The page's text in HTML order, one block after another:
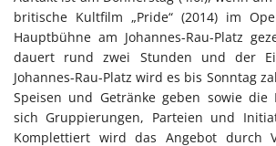
britische Kultfilm „Pride“ (2014) im
Hauptbühne am Johannes-Rau-Platz
dauert rund zwei Stunden und der
Johannes-Rau-Platz wird es bis Sonntag
Speisen und Getränke geben sowie
sich Gruppierungen, Parteien und
Komplettiert wird das Angebot durch